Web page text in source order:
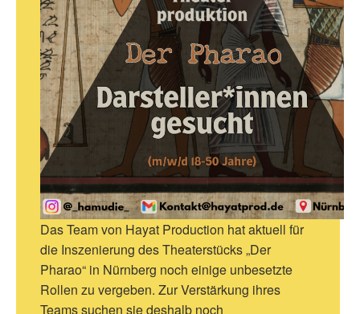
Das Team von Hayat Production hat aktuell für
die Inszenierung des Theaterstücks „Der
Pharao“ in Nürnberg noch einige unbesetzte
Rollen zu vergeben. Zur Verstärkung ihres
Teams suchen sie deshalb noch